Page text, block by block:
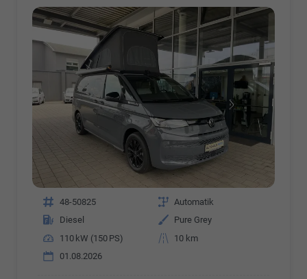
Fahrzeugnr. 48-50825 Getriebe Automatik
Kraftstoff
Diesel Außenfarbe
Pure Grey
Leistung
110 kW (150 PS) Kilometerstand
10 km
01.08.2026